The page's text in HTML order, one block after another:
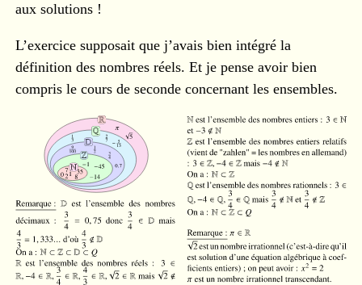
aux solutions !
L’exercice supposait que j’avais bien intégré la
définition des nombres réels. Et je pense avoir bien
compris le cours de seconde concernant les ensembles.